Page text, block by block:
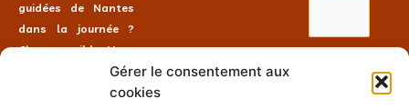
Gérer le consentement aux
cookies
guidées de Nantes
dans la journée ?
C’est possible. Vous
souhaitez faire une
visite guidée en